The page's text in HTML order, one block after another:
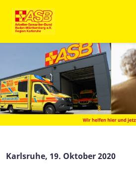
Karlsruhe, 19. Oktober 2020